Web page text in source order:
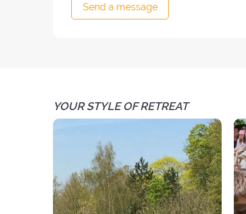
Send a message
YOUR STYLE OF RETREAT